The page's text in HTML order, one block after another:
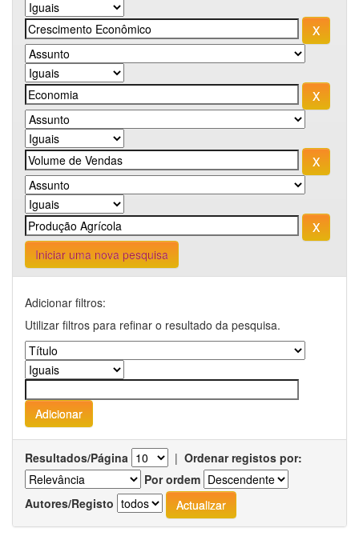
Iniciar uma nova pesquisa
Adicionar filtros:
Utilizar filtros para refinar o resultado da pesquisa.
Resultados/Página | Ordenar registos por:
Por ordem
Autores/Registo